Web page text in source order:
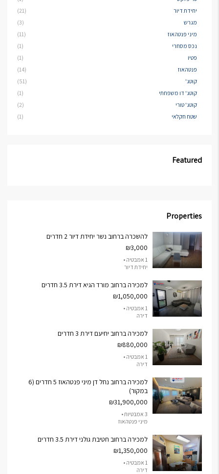
יחידת דיור
(21)
מגרש
(3)
מיני פנטהאוז
(11)
נכס מסחרי
(1)
פטיו
(1)
פנטהאוז
(14)
קוטג'
(51)
קוטג' דו משפחתי
(1)
קוטג' טורי
(2)
שטח חקלאי
(1)
Featured
Properties
להשכרה ברחוב נשר יחידת דיור 2 חדרים
₪3,000
1 אמבטיה •
יחידת דיור
למכירה ברחוב מורד הגיא דירת 3.5 חדרים
₪1,050,000
1 אמבטיה •
דירה
למכירה ברחוב יחיעם דירת 3 חדרים
₪880,000
1 אמבטיה •
דירה
למכירה ברחוב נחל דן מיני פנטהאוז 5 חדרים (6
במקור)
₪31,900,000
3 אמבטיות •
מיני פנטהאוז
למכירה ברחוב חטיבת גולני דירת 3.5 חדרים
₪1,350,000
1 אמבטיה •
דירה